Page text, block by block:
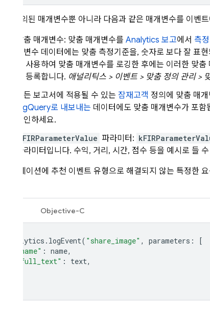
사전 정의된 매개변수뿐 아니라 다음과 같은 매개변수를 이벤
맞춤 매개변수: 맞춤 매개변수를 Analytics 보고에서 측
개변수 데이터에는 맞춤 측정기준을, 숫자로 보다 잘 표
를 사용하여 맞춤 매개변수를 로깅한 후에는 이러한 맞
을 등록합니다. 애널리틱스 > 이벤트 > 맞춤 정의 관리 >
모든 보고서에 적용될 수 있는 잠재고객 정의에 맞춤 매
BigQuery로 내보내는 데이터에도 맞춤 매개변수가 포함
확인하세요.
kFIRParameterValue 파라미터:
파라미터입니다. 수익, 거리, 시간, 점수 등을 예시로 들
애플리케이션에 추천 이벤트 유형으로 해결되지 않는 특정한
Objective-C
Analytics . logEvent( "share_image" , parameters :
[
"name" : name,
"full_text" : text,